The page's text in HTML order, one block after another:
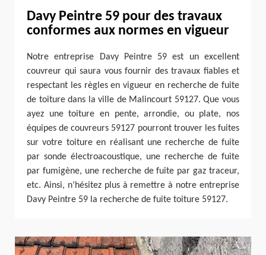
Davy Peintre 59 pour des travaux
conformes aux normes en vigueur
Notre entreprise Davy Peintre 59 est un excellent
couvreur qui saura vous fournir des travaux fiables et
respectant les règles en vigueur en recherche de fuite
de toiture dans la ville de Malincourt 59127. Que vous
ayez une toiture en pente, arrondie, ou plate, nos
équipes de couvreurs 59127 pourront trouver les fuites
sur votre toiture en réalisant une recherche de fuite
par sonde électroacoustique, une recherche de fuite
par fumigène, une recherche de fuite par gaz traceur,
etc. Ainsi, n’hésitez plus à remettre à notre entreprise
Davy Peintre 59 la recherche de fuite toiture 59127.